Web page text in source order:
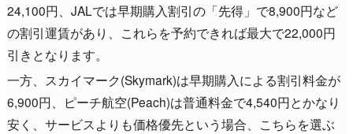
24,100円、JALでは早期購入割引の「先得」で8,900円など
の割引運賃があり、これらを予約できれば最大で22,000円
引きとなります。
一方、スカイマーク(Skymark)は早期購入による割引料金が
6,900円、ピーチ航空(Peach)は普通料金で4,540円とかなり
安く、サービスよりも価格優先という場合、こちらを選ぶ